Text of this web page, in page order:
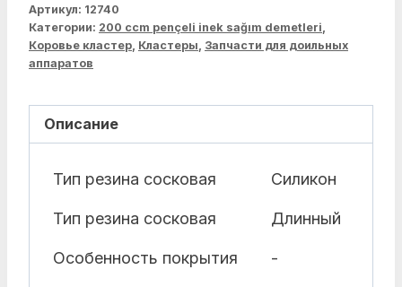
Артикул: 12740
Категории: 200 ccm pençeli inek sağım demetleri,
Коровье кластер, Кластеры, Запчасти для доильных
аппаратов
Описание
Тип резина сосковая Силикон
Тип резина сосковая Длинный
Особенность покрытия -